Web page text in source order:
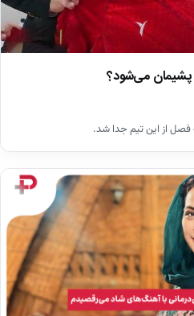
پشیمان می‌شود؟
از این تیم جدا شد.